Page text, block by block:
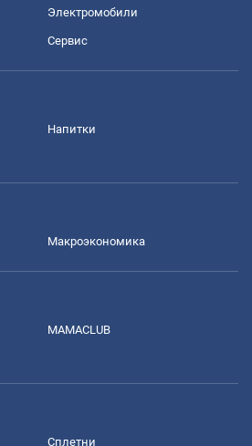
Электромобили
Сервис
Напитки
Mакроэкономика
MAMACLUB
Сплетни